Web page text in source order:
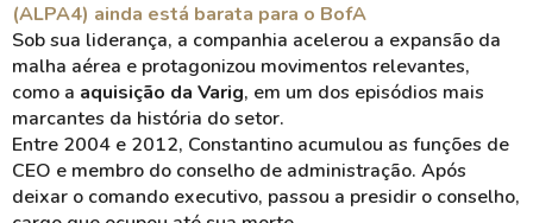
(ALPA4) ainda está barata para o BofA
Sob sua liderança, a companhia acelerou a expansão da
malha aérea e protagonizou movimentos relevantes,
como a aquisição da Varig, em um dos episódios mais
marcantes da história do setor.
Entre 2004 e 2012, Constantino acumulou as funções de
CEO e membro do conselho de administração. Após
deixar o comando executivo, passou a presidir o conselho,